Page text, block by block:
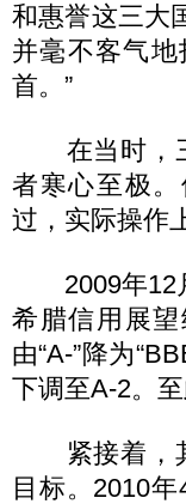
和惠誉这三大
并毫不客气
首。”
在当时，三
者寒心至极
过，实际操作
2009年12月
希腊信用展
由“A-”降为
下调至A-2。
紧接着，其
目标。2010